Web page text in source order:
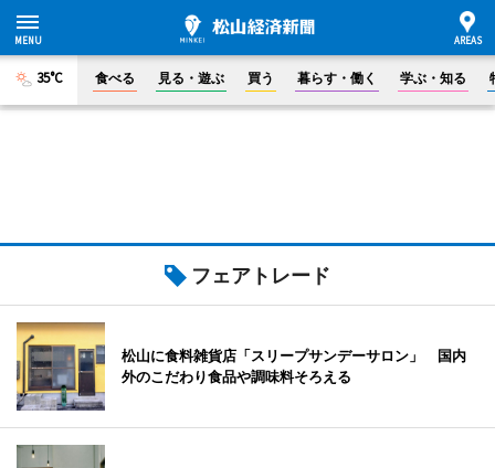
35°C 食べる 見る・遊ぶ 買う 暮らす・働く 学ぶ・知る
フェアトレード
松山に食料雑貨店「スリープサンデーサロン」 国内
外のこだわり食品や調味料そろえる